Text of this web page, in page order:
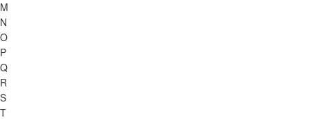
M
N
O
P
Q
R
S
T